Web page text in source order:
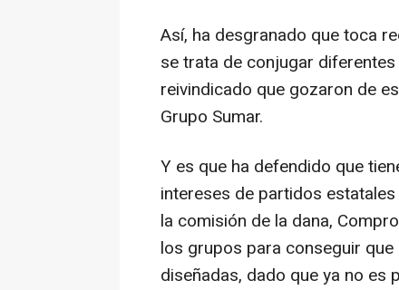
Así, ha desgranado que toca
se trata de conjugar
reivindicado que gozaron de
Grupo Sumar.
Y es que ha defendido que
intereses de partidos
la comisión de la dana,
los grupos para conseguir
diseñadas, dado que ya no es